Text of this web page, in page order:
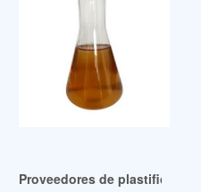
de plastificantes en
Proveedores de